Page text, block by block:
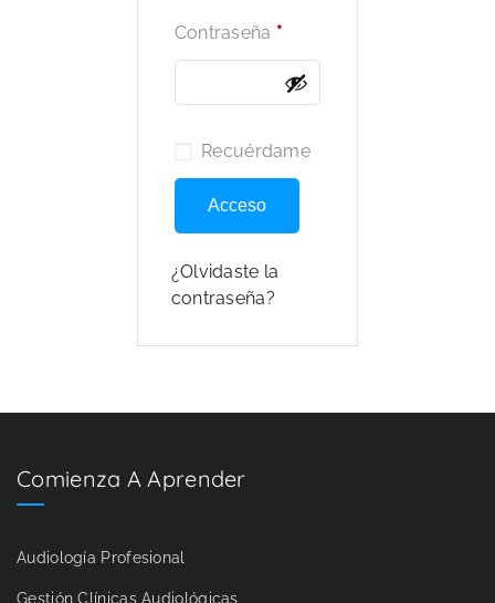
Contraseña *
Recuérdame
Acceso
¿Olvidaste la
contraseña?
Comienza A Aprender
Audiología Profesional
Gestión Clínicas Audiológicas